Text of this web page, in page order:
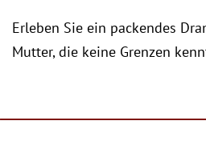
Erleben Sie ein packendes
Mutter, die keine Grenzen